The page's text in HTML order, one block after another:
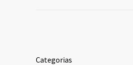
Categorias